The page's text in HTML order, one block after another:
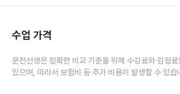
수업 가격
운전선생은 정확한 비교 기준을 위해 수강료와 검정
있으며, 따라서 보험비 등 추가 비용이 발생할 수 있습